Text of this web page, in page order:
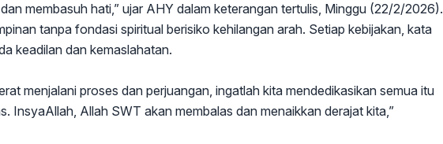
membasuh hati,” ujar AHY dalam keterangan tertulis, Minggu (22/2/2026).
tanpa fondasi spiritual berisiko kehilangan arah. Setiap kebijakan, kata
keadilan dan kemaslahatan.
menjalani proses dan perjuangan, ingatlah kita mendedikasikan semua itu
InsyaAllah, Allah SWT akan membalas dan menaikkan derajat kita,”